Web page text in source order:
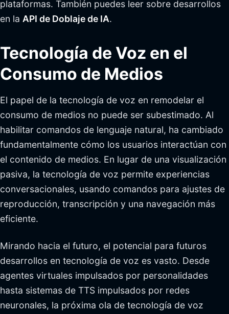
plataformas. También puedes leer sobre desarrollos
en la API de Doblaje de IA.
Tecnología de Voz en el
Consumo de Medios
El papel de la tecnología de voz en remodelar el
consumo de medios no puede ser subestimado. Al
habilitar comandos de lenguaje natural, ha cambiado
fundamentalmente cómo los usuarios interactúan con
el contenido de medios. En lugar de una visualización
pasiva, la tecnología de voz permite experiencias
conversacionales, usando comandos para ajustes de
reproducción, transcripción y una navegación más
eficiente.
Mirando hacia el futuro, el potencial para futuros
desarrollos en tecnología de voz es vasto. Desde
agentes virtuales impulsados por personalidades
hasta sistemas de TTS impulsados por redes
neuronales, la próxima ola de tecnología de voz